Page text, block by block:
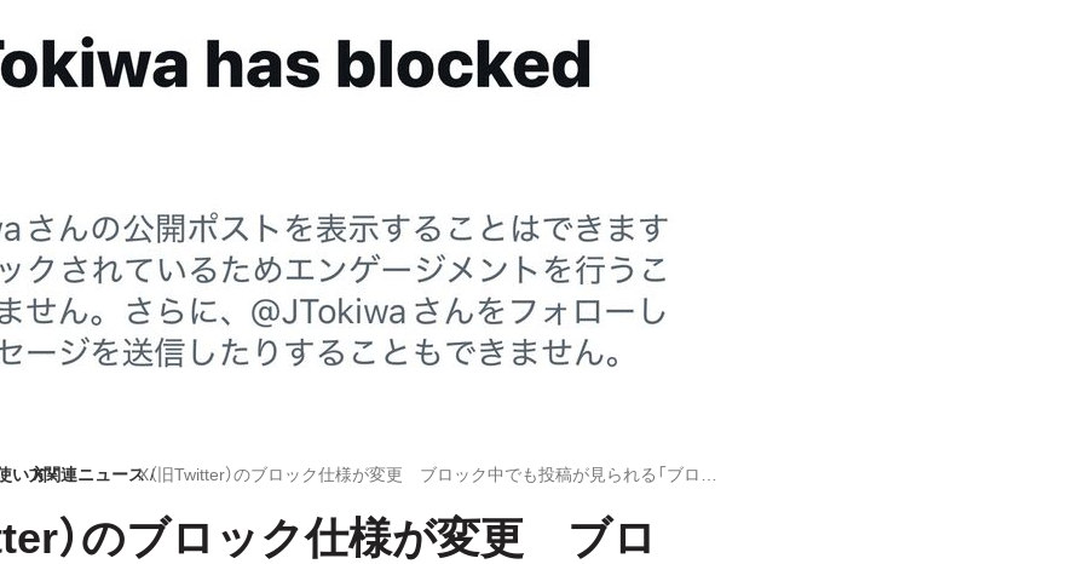
い方X関連ニュース
）のブロック仕様が変更 ブロ